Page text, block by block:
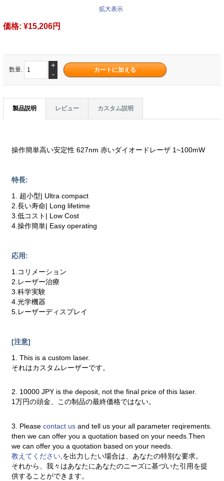
拡大表示
価格: ¥15,206円
数量.
+
-
製品説明 レビュー カスタム説明
操作簡単高い安定性 627nm 赤いダイオードレーザ 1~100mW
特長:
1. 超小型| Ultra compact
2.長い寿命| Long lifetime
3.低コスト| Low Cost
4.操作簡単| Easy operating
応用:
1.コリメーション
2.レーザー治療
3.科学実験
4.光学機器
5.レーザーディスプレイ
[注意]
1. This is a custom laser.
それはカスタムレーザーです。
2. 10000 JPY is the deposit, not the final price of this laser.
1万円の頭金、この制品の最終価格ではない。
3. Pleasecontact usand tell us your all parameter reqirements.
then we can offer you a quotation based on your needs.Then
we can offer you a quotation based on your needs.
教えてください ,を出力したい場合は、あなたの特別な要求。
それから、我々はあなたにあなたのニーズに基づいた引用を提
供することができます。